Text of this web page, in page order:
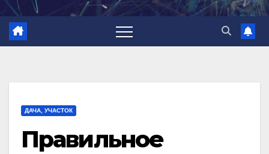
ДАЧА, УЧАСТОК
Правильное